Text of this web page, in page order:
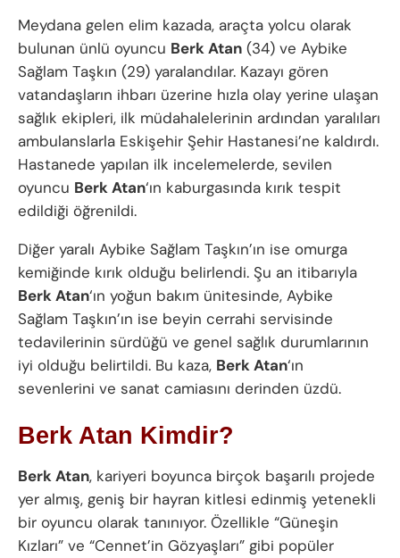
Meydana gelen elim kazada, araçta yolcu olarak
bulunan ünlü oyuncu Berk Atan (34) ve Aybike
Sağlam Taşkın (29) yaralandılar. Kazayı gören
vatandaşların ihbarı üzerine hızla olay yerine ulaşan
sağlık ekipleri, ilk müdahalelerinin ardından yaralıları
ambulanslarla Eskişehir Şehir Hastanesi’ne kaldırdı.
Hastanede yapılan ilk incelemelerde, sevilen
oyuncu Berk Atan‘ın kaburgasında kırık tespit
edildiği öğrenildi.
Diğer yaralı Aybike Sağlam Taşkın’ın ise omurga
kemiğinde kırık olduğu belirlendi. Şu an itibarıyla
Berk Atan‘ın yoğun bakım ünitesinde, Aybike
Sağlam Taşkın’ın ise beyin cerrahi servisinde
tedavilerinin sürdüğü ve genel sağlık durumlarının
iyi olduğu belirtildi. Bu kaza, Berk Atan‘ın
sevenlerini ve sanat camiasını derinden üzdü.
Berk Atan Kimdir?
Berk Atan, kariyeri boyunca birçok başarılı projede
yer almış, geniş bir hayran kitlesi edinmiş yetenekli
bir oyuncu olarak tanınıyor. Özellikle “Güneşin
Kızları” ve “Cennet’in Gözyaşları” gibi popüler